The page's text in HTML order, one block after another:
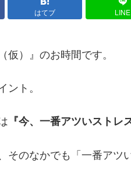
はてブ LINE
）』のお時間です。
ント。
『今、一番アツいストレ
そのなかでも「一番アツ